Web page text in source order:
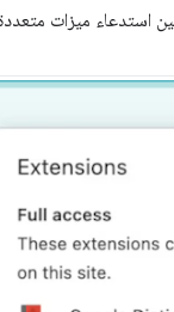
استدعاء ميزات